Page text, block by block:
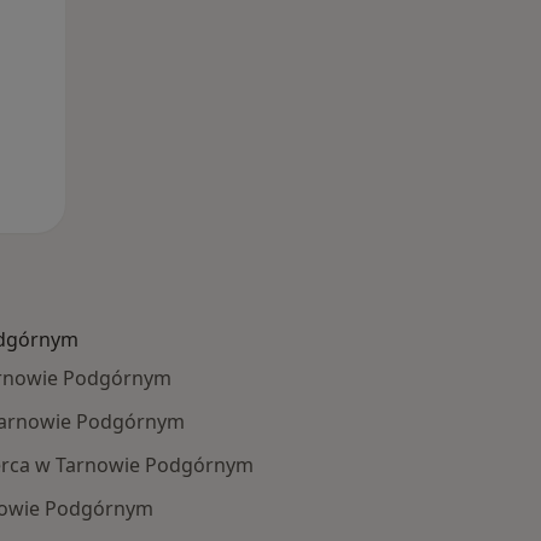
Podgórnym
Podgórnym
w Tarnowie Podgórnym
Podgórnym